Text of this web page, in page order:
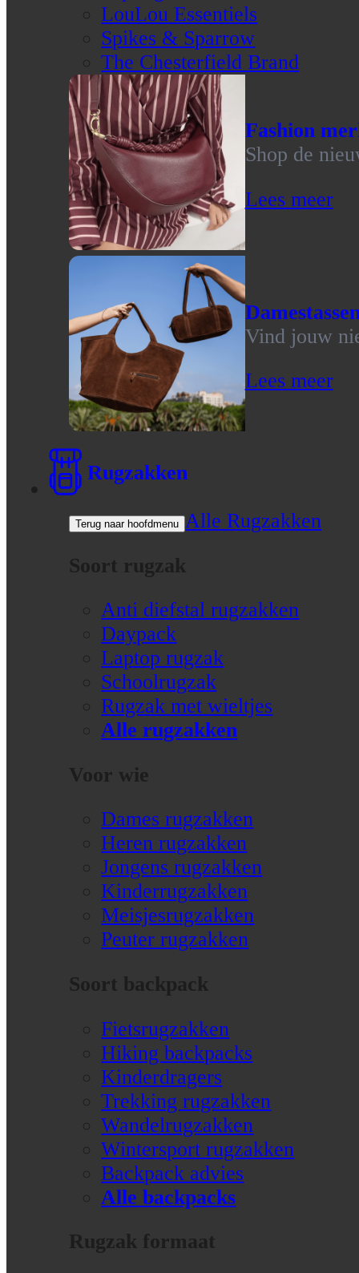
LouLou Essentiels
Spikes & Sparrow
The Chesterfield Brand
Fashion
Shop de
Lees meer
Vind jouw
Lees meer
Rugzakken
Terug naar hoofdmenu Alle Rugzakken
Soort rugzak
Anti diefstal rugzakken
Daypack
Laptop rugzak
Schoolrugzak
Rugzak met wieltjes
Alle rugzakken
Voor wie
Dames rugzakken
Heren rugzakken
Jongens rugzakken
Kinderrugzakken
Meisjesrugzakken
Peuter rugzakken
Soort backpack
Fietsrugzakken
Hiking backpacks
Kinderdragers
Trekking rugzakken
Wandelrugzakken
Wintersport rugzakken
Backpack advies
Alle backpacks
Rugzak formaat